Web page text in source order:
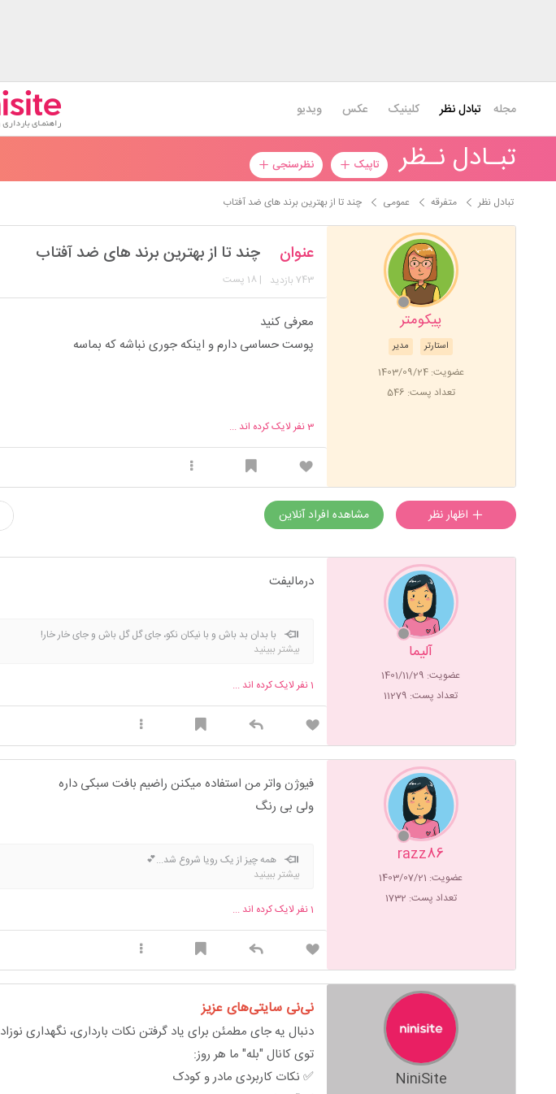
مجله تبادل نظر کلینیک عکس ویدیو
تبـادل نـظر تاپیک نظرسنجی
تبادل نظر متفرقه عمومی چند تا از بهترین برند های ضد آفتاب
پیکومتر
مدیر استارتر
عضویت: 1403/09/24
تعداد پست: 546
عنوان چند تا از بهترین برند های ضد آفتاب
743 بازدید | 18 پست
معرفی کنید
پوست حساسی دارم و اینکه جوری نباشه که بماسه
3نفر لایک کرده اند ...
مشاهده افراد آنلاین
آلیما
عضویت: 1401/11/29
تعداد پست: 11279
درمالیفت
با بدان بد باش و با نیکان نکو، جای گل گل باش و جای خار خار!
بیشتر ببینید
1نفر لایک کرده اند ...
razz86
عضویت: 1403/07/21
تعداد پست: 1732
فیوژن واتر من استفاده میکنن راضیم بافت سبکی داره
ولی بی رنگ
همه چیز از یک رویا شروع شد...💕
بیشتر ببینید
1نفر لایک کرده اند ...
NiniSite
نی‌نی سایتی‌های عزیز
دنبال یه جای مطمئن برای یاد گرفتن نکات بارداری، نگهداری
توی کانال "بله" ما هر روز:
✅ نکات کاربردی مادر و کودک